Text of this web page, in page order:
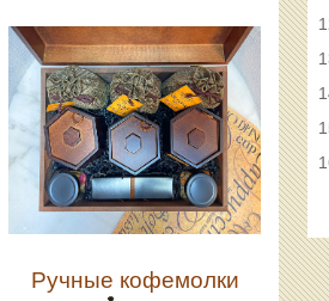
Ручные кофемолки